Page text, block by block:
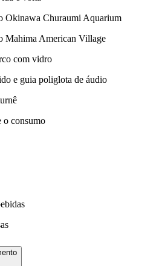
Okinawa Churaumi Aquarium
Mahima American Village
com vidro
e guia poliglota de áudio
o consumo